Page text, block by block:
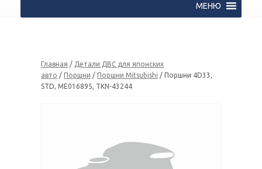
МЕНЮ
Главная / Детали ДВС для японских
авто / Поршни / Поршни Mitsubishi / Поршни 4D33,
STD, ME016895, TKN-43244